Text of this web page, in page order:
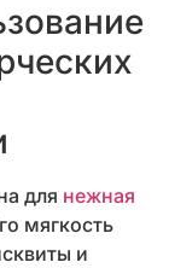
для нежная
мягкость
и